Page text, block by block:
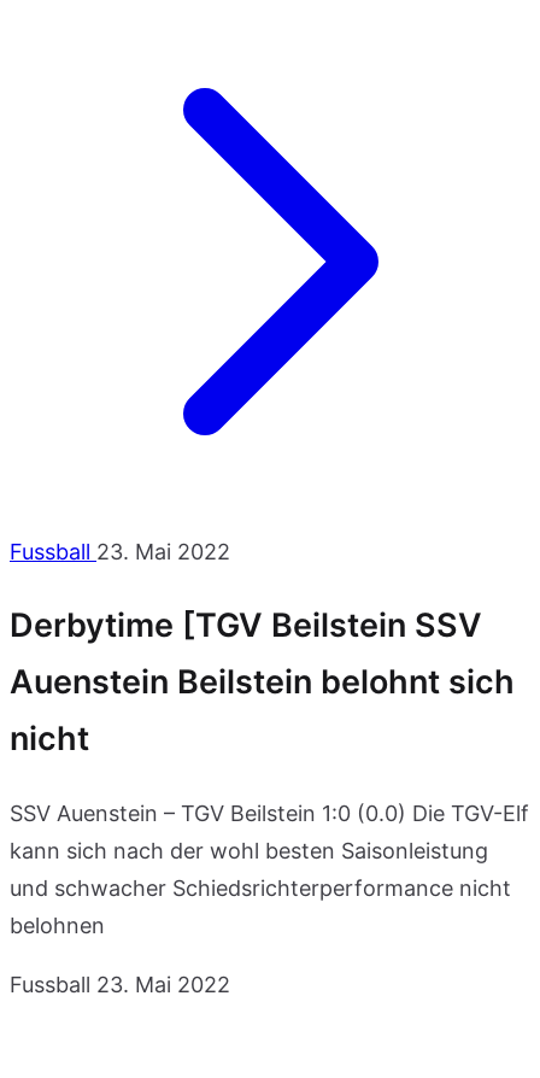
Fussball 23. Mai 2022
Derbytime [TGV Beilstein SSV
Auenstein Beilstein belohnt sich
nicht
SSV Auenstein – TGV Beilstein 1:0 (0.0) Die TGV-Elf
kann sich nach der wohl besten Saisonleistung
und schwacher Schiedsrichterperformance nicht
belohnen
Fussball 23. Mai 2022